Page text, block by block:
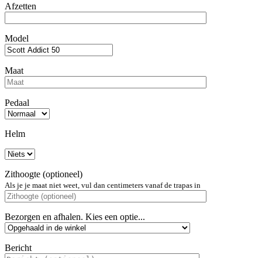
Afzetten
Model
Maat
Pedaal
Helm
Zithoogte (optioneel)
Als je je maat niet weet, vul dan centimeters vanaf de trapas in
Bezorgen en afhalen. Kies een optie...
Bericht